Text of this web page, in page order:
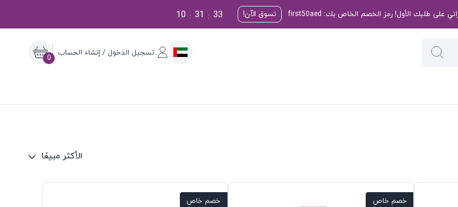
تسوق الآن! 32
:
31
:
10
تسجيل الدخول / إنشاء الحساب
0
الأكثر مبيعًا
خصم خاص خصم خاص